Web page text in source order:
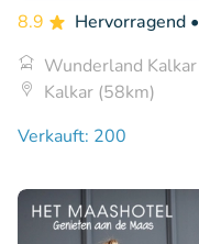
8.9
Hervorragend
Wunderland Kalkar
Kalkar (58km)
Verkauft: 200